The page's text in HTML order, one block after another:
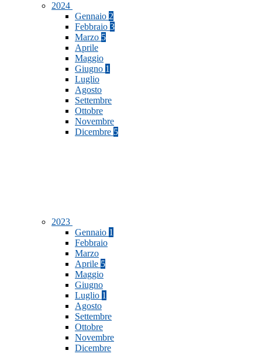
2024
Gennaio 2
Febbraio 3
Marzo 5
Aprile
Maggio
Giugno 1
Luglio
Agosto
Settembre
Ottobre
Novembre
Dicembre 5
2023
Gennaio 1
Febbraio
Marzo
Aprile 5
Maggio
Giugno
Luglio 1
Agosto
Settembre
Ottobre
Novembre
Dicembre